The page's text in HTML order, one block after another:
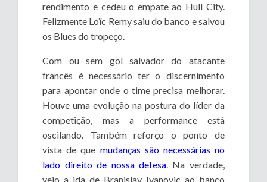
rendimento e cedeu o empate ao Hull City.
Felizmente Loïc Remy saiu do banco e salvou
os Blues do tropeço.
Com ou sem gol salvador do atacante
francês é necessário ter o discernimento
para apontar onde o time precisa melhorar.
Houve uma evolução na postura do líder da
competição, mas a performance está
oscilando. Também reforço o ponto de
vista de que mudanças são necessárias no
lado direito de nossa defesa. Na verdade,
vejo a ida de Branislav Ivanovic ao banco